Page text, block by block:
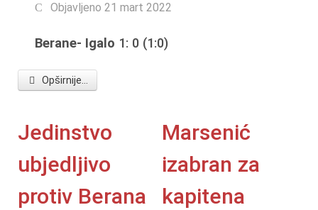
Objavljeno 21 mart 2022
Berane- Igalo 1: 0 (1:0)
Opširnije...
Jedinstvo
ubjedljivo
protiv Berana
Marsenić
izabran za
kapitena